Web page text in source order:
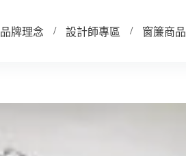
品牌理念 設計師專區 窗簾商品